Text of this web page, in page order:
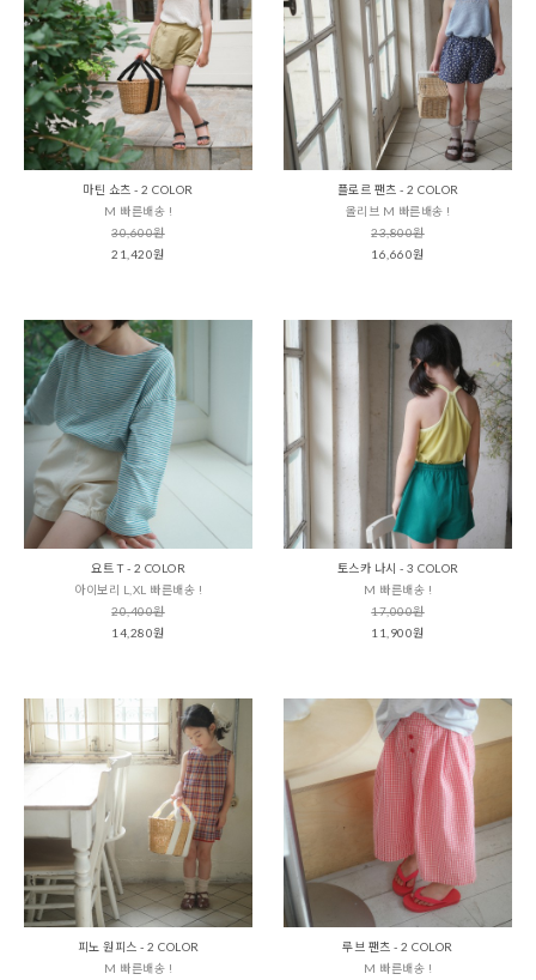
마틴 쇼츠 - 2 COLOR
M 빠른배송 !
30,600원
21,420원
플로르 팬츠 - 2 COLOR
올리브 M 빠른배송 !
23,800원
16,660원
요트 T - 2 COLOR
아이보리 L,XL 빠른배송 !
20,400원
14,280원
토스카 나시 - 3 COLOR
M 빠른배송 !
17,000원
11,900원
피노 원피스 - 2 COLOR
M 빠른배송 !
루브 팬츠 - 2 COLOR
M 빠른배송 !